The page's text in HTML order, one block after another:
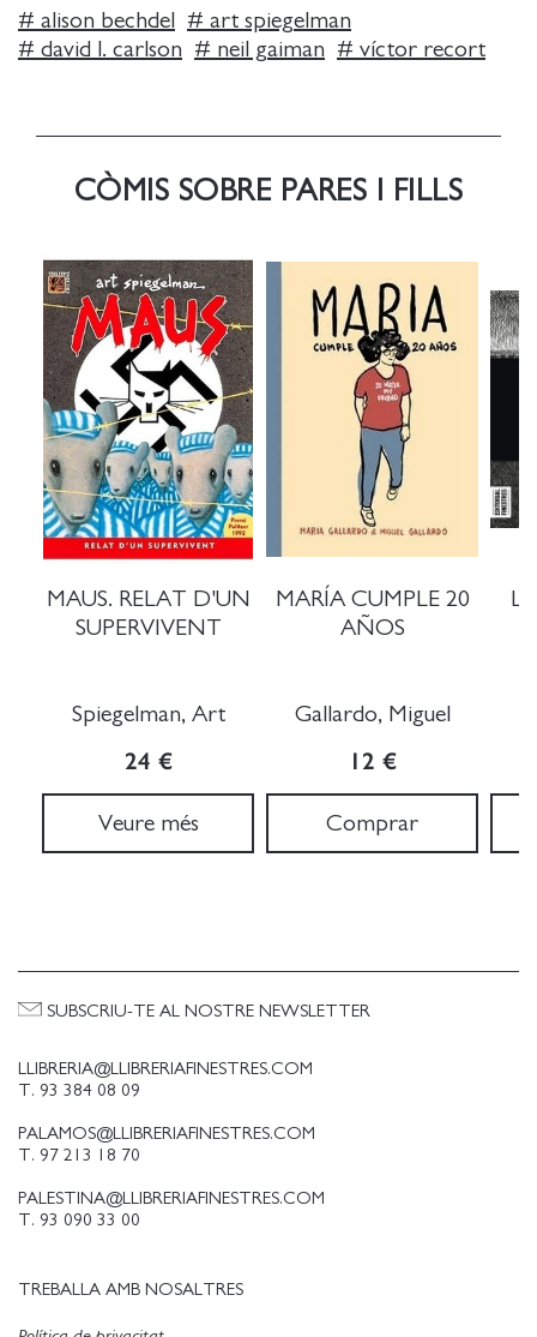
# alison bechdel # art spiegelman
# david l. carlson # neil gaiman # víctor recort
CÒMIS SOBRE PARES I FILLS
MAUS. RELAT D'UN
SUPERVIVENT
Spiegelman, Art
24 €
Veure més
MARÍA CUMPLE 20
AÑOS
Gallardo, Miguel
12 €
Comprar
LLIBRERIA@LLIBRERIAFINESTRES.COM
T. 93 384 08 09
PALAMOS@LLIBRERIAFINESTRES.COM
T. 97 213 18 70
PALESTINA@LLIBRERIAFINESTRES.COM
T. 93 090 33 00
TREBALLA AMB NOSALTRES
SUBSCRIU-TE AL NOSTRE NEWSLETTER